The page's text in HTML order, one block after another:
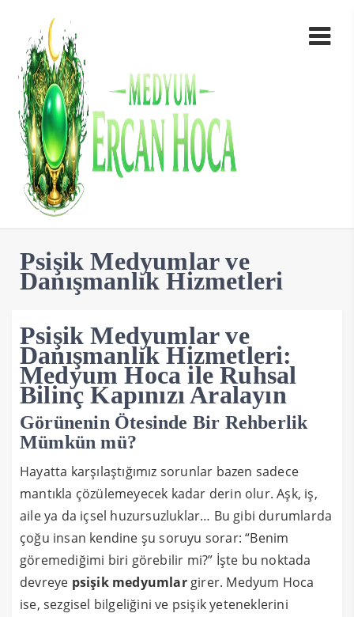
Psişik Medyumlar ve
Danışmanlık Hizmetleri
Psişik Medyumlar ve
Danışmanlık Hizmetleri:
Medyum Hoca ile Ruhsal
Bilinç Kapınızı Aralayın
Görünenin Ötesinde Bir Rehberlik
Mümkün mü?
Hayatta karşılaştığımız sorunlar bazen sadece
mantıkla çözülemeyecek kadar derin olur. Aşk, iş,
aile ya da içsel huzursuzluklar… Bu gibi durumlarda
çoğu insan kendine şu soruyu sorar: “Benim
göremediğimi biri görebilir mi?” İşte bu noktada
devreye psişik medyumlargirer. Medyum Hoca
ise, sezgisel bilgeliğini ve psişik yeteneklerini